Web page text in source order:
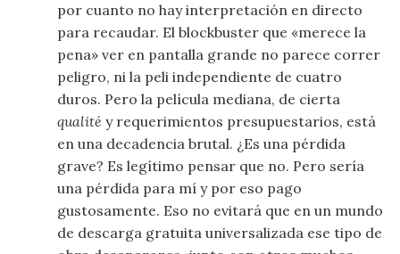
por cuanto no hay interpretación en directo
para recaudar. El blockbuster que «merece la
pena» ver en pantalla grande no parece correr
peligro, ni la peli independiente de cuatro
duros. Pero la película mediana, de cierta
qualité y requerimientos presupuestarios, está
en una decadencia brutal. ¿Es una pérdida
grave? Es legítimo pensar que no. Pero sería
una pérdida para mí y por eso pago
gustosamente. Eso no evitará que en un mundo
de descarga gratuita universalizada ese tipo de